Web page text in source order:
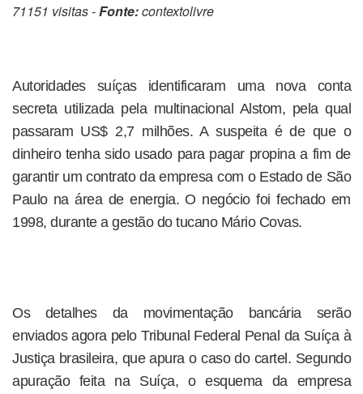
71151 visitas -Fonte:contextolivre
Autoridades suíças identificaram uma nova conta
secreta utilizada pela multinacional Alstom, pela qual
passaram US$ 2,7 milhões. A suspeita é de que o
dinheiro tenha sido usado para pagar propina a fim de
garantir um contrato da empresa com o Estado de São
Paulo na área de energia. O negócio foi fechado em
1998, durante a gestão do tucano Mário Covas.
Os detalhes da movimentação bancária serão
enviados agora pelo Tribunal Federal Penal da Suíça à
Justiça brasileira, que apura o caso do cartel. Segundo
apuração feita na Suíça, o esquema da empresa